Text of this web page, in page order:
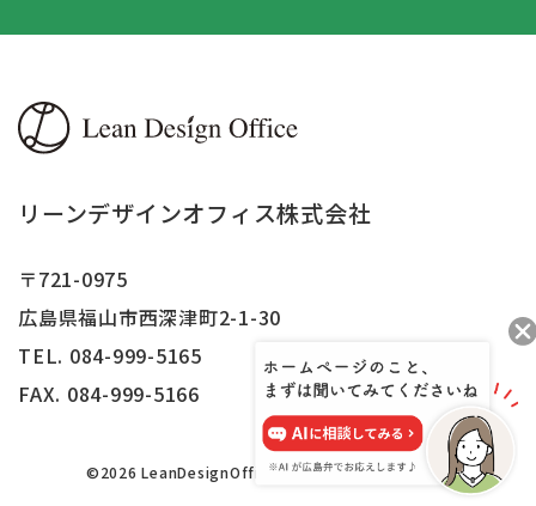
リーンデザインオフィス株式会社
〒721-0975
広島県福山市西深津町2-1-30
TEL. 084-999-5165
FAX. 084-999-5166
©2026 LeanDesignOffice,Inc.All right reserved.